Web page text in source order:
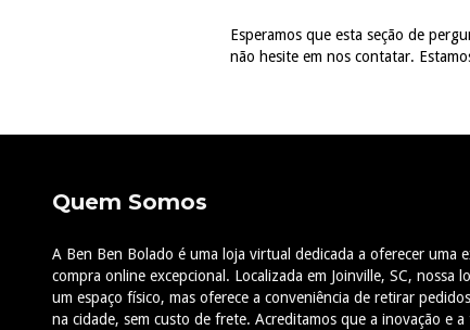
Esperamos que esta seção de
não hesite em nos contatar.
Quem Somos
A Ben Ben Bolado é uma loja virtual dedicada a oferecer uma
compra online excepcional. Localizada em Joinville, SC, nossa
um espaço físico, mas oferece a conveniência de retirar
na cidade, sem custo de frete. Acreditamos que a inovação e a